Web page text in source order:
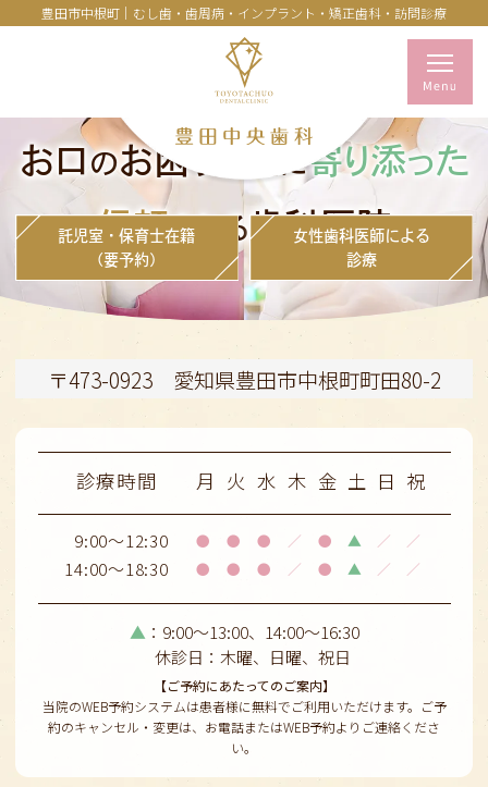
豊田市中根町｜むし歯・歯周病・インプラント・矯正歯科・訪問診療
お口のお困りごと に寄り添った
信頼される歯科医院
託児室・保育士在籍
（要予約）
女性歯科医師による
診療
〒473-0923 愛知県豊田市中根町町田80-2
診療時間 月 火 水 木 金 土 日 祝
9:00～12:30 ● ● ● ／ ● ▲ ／ ／
14:00～18:30 ● ● ● ／ ● ▲ ／ ／
▲ ：9:00～13:00、14:00〜16:30
休診日：木曜、日曜、祝日
【ご予約にあたってのご案内】
当院のWEB予約システムは患者様に無料でご利用いただけます。ご予
約のキャンセル・変更は、お電話またはWEB予約よりご連絡くださ
い。